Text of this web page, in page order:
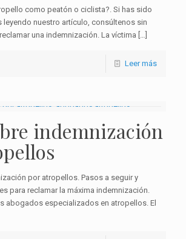
como peatón o ciclista?. Si has sido
leyendo nuestro artículo, consúltenos sin
una indemnización. La víctima […]
Leer más
indemnización
por atropellos. Pasos a seguir y
para reclamar la máxima indemnización.
abogados especializados en atropellos. El